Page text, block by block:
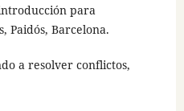
para
Paidós, Barcelona.
a resolver conflictos,